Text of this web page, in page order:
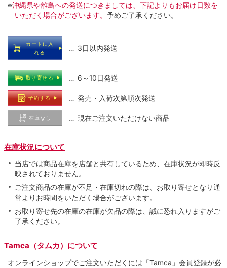
※沖縄県や離島への発送につきましては、下記よりもお届け日数を
いただく場合がございます。 予めご了承ください。
カートに入
れる
… 3日以内発送
取り寄せる … 6～10日発送
予約する … 発売・入荷次第順次発送
在庫なし … 現在ご注文いただけない商品
在庫状況について
当店では商品在庫を店舗と共有しているため、在庫状況が即時反
映されておりません。
ご注文商品の在庫が不足・在庫切れの際は、お取り寄せとなり通
常よりお時間をいただく場合がございます。
お取り寄せ先の在庫の在庫が欠品の際は、誠に恐れ入りますがご
了承ください。
Tamca（タムカ）について
オンラインショップでご注⽂いただくには「Tamca」会員登録が必